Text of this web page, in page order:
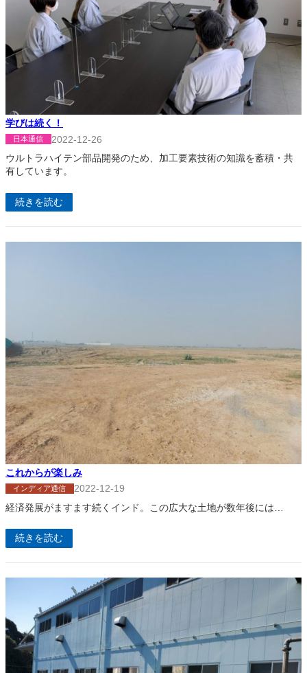
学びは続く！
日本通信
2022-12-26
ウルトラハイテン部品開発のため、加工要素技術の知識を蓄積・共
有しています。
続きを読む
これからが楽しみ
インディア通信
2022-12-19
経済発展がますます続くインド。この広大な土地が数年後には…
続きを読む